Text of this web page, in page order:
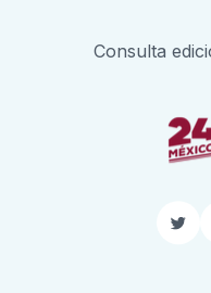
Consulta